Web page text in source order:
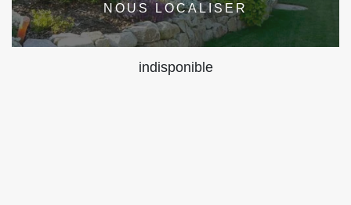
NOUS LOCALISER
indisponible